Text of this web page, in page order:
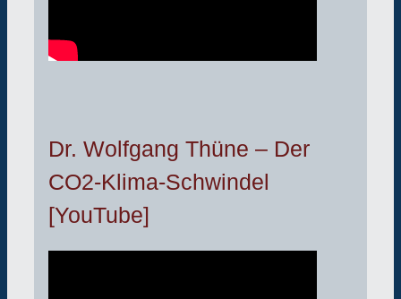
Dr. Wolfgang Thüne – Der
CO2-Klima-Schwindel
[YouTube]